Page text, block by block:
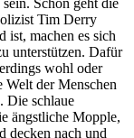
Tim Derry
machen es sich
unterstützen. Dafür
wohl oder
Welt der Menschen
Die schlaue
ängstliche Mopple,
decken nach und